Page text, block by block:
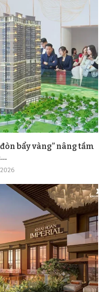
bẩy vàng” nâng tầm